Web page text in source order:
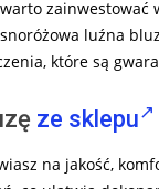
luźna
które są
ze sklepu
na jakość,